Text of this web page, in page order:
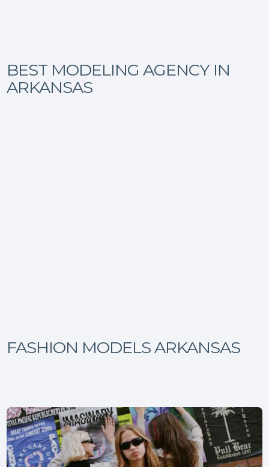
BEST MODELING AGENCY IN
ARKANSAS
FASHION MODELS ARKANSAS